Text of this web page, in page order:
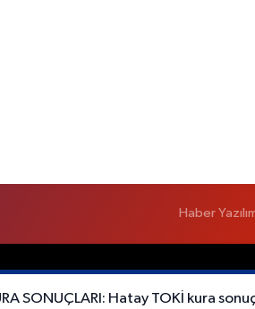
Haber
SONUÇLARI: Hatay TOKİ kura